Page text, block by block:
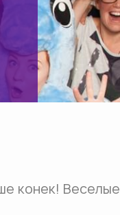
конек! Веселые